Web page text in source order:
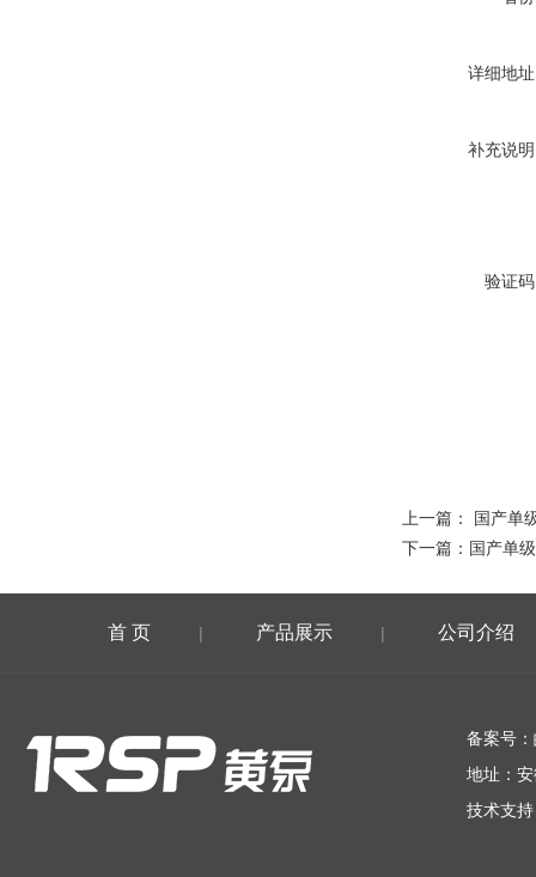
详细地
补充说
验证
上一篇：
国产单
下一篇： 国产单
首 页 | 产品展示 | 公司介绍
备案号：
地址：
技术支